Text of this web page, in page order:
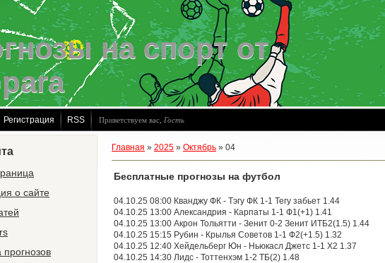
на спорт от
Регистрация RSS Приветствуем вас Гость
о сайте
прогнозов
Главная » 2025 » Октябрь » 04
Бесплатные прогнозы на футбол
04.10.25 08:00 Кванджу ФК - Тэгу ФК 1-1 Тегу забьет 1.44
04.10.25 13:00 Александрия - Карпаты 1-1 Ф1(+1) 1.41
04.10.25 13:00 Акрон Тольятти - Зенит 0-2 Зенит ИТБ2(1.5) 1.44
04.10.25 15:15 Рубин - Крылья Советов 1-1 Ф2(+1.5) 1.32
04.10.25 12:40 Хейдельберг Юн - Ньюкасл Джетс 1-1 X2 1.37
04.10.25 14:30 Лидс - Тоттенхэм 1-2 ТБ(2) 1.48